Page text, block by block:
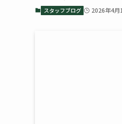
スタッフブログ 2026年4月